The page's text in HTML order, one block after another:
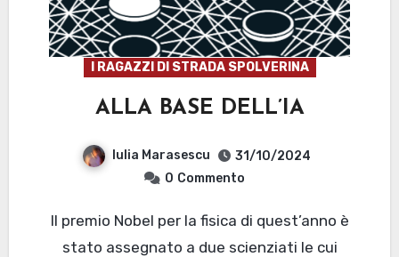
I RAGAZZI DI STRADA SPOLVERINA
ALLA BASE DELL’IA
Iulia Marasescu
31/10/2024
0 Commento
Il premio Nobel per la fisica di quest’anno è
stato assegnato a due scienziati le cui